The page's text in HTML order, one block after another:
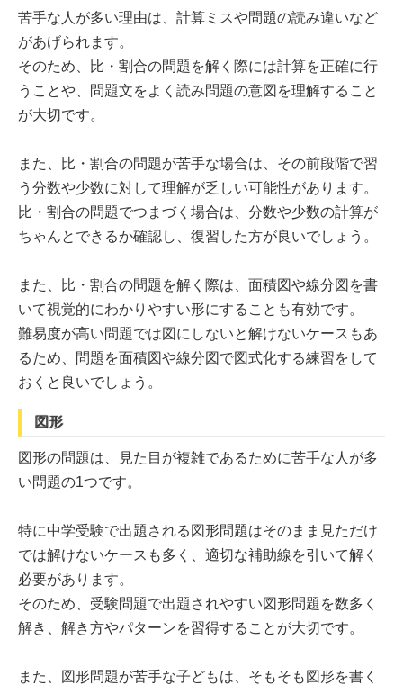
苦手な人が多い理由は、計算ミスや問題の読み違いなど
があげられます。
そのため、比・割合の問題を解く際には計算を正確に行
うことや、問題文をよく読み問題の意図を理解すること
が大切です。
また、比・割合の問題が苦手な場合は、その前段階で習
う​​分数や少数に対して理解が乏しい可能性があります。
比・割合の問題でつまづく場合は、分数や少数の計算が
ちゃんとできるか確認し、復習した方が良いでしょう。
また、比・割合の問題を解く際は、面積図や線分図を書
いて視覚的にわかりやすい形にすることも有効です。
難易度が高い問題では図にしないと解けないケースもあ
るため、問題を面積図や線分図で図式化する練習をして
おくと良いでしょう。
図形
図形の問題は、見た目が複雑であるために苦手な人が多
い問題の1つです。
特に中学受験で出題される図形問題はそのまま見ただけ
では解けないケースも多く、適切な補助線を引いて解く
必要があります。
そのため、受験問題で出題されやすい図形問題を数多く
解き、解き方やパターンを習得することが大切です。
また、図形問題が苦手な子どもは、そもそも図形を書く